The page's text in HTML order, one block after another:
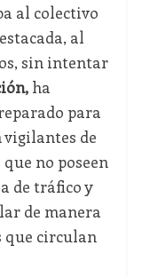
al colectivo
al
sin intentar
ha
para
de
no poseen
de tráfico y
de manera
que circulan